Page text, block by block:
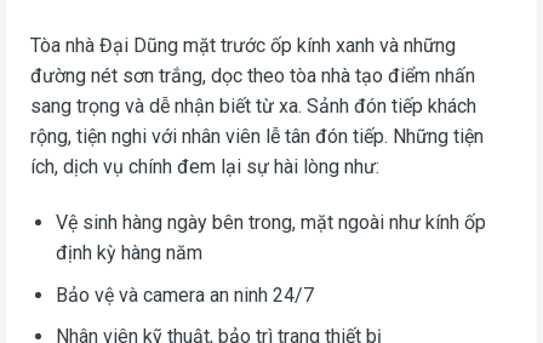
Tòa nhà Đại Dũng mặt trước ốp kính xanh và những
đường nét sơn trắng, dọc theo tòa nhà tạo điểm nhấn
sang trọng và dễ nhận biết từ xa. Sảnh đón tiếp khách
rộng, tiện nghi với nhân viên lễ tân đón tiếp. Những tiện
ích, dịch vụ chính đem lại sự hài lòng như:
Vệ sinh hàng ngày bên trong, mặt ngoài như kính ốp
định kỳ hàng năm
Bảo vệ và camera an ninh 24/7
Nhân viên kỹ thuật, bảo trì trang thiết bị